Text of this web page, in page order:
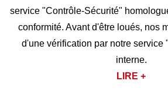
service "Contrôle-Sécurité"
conformité. Avant d'être loués, nos
d'une vérification par notre service
interne.
LIRE +